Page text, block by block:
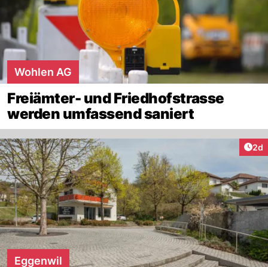
Wohlen AG
Freiämter- und Friedhofstrasse
werden umfassend saniert
2d
Eggenwil